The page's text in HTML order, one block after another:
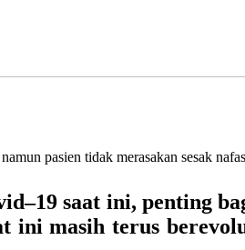
pasien tidak merasakan sesak
saat ini, penting
ini masih terus